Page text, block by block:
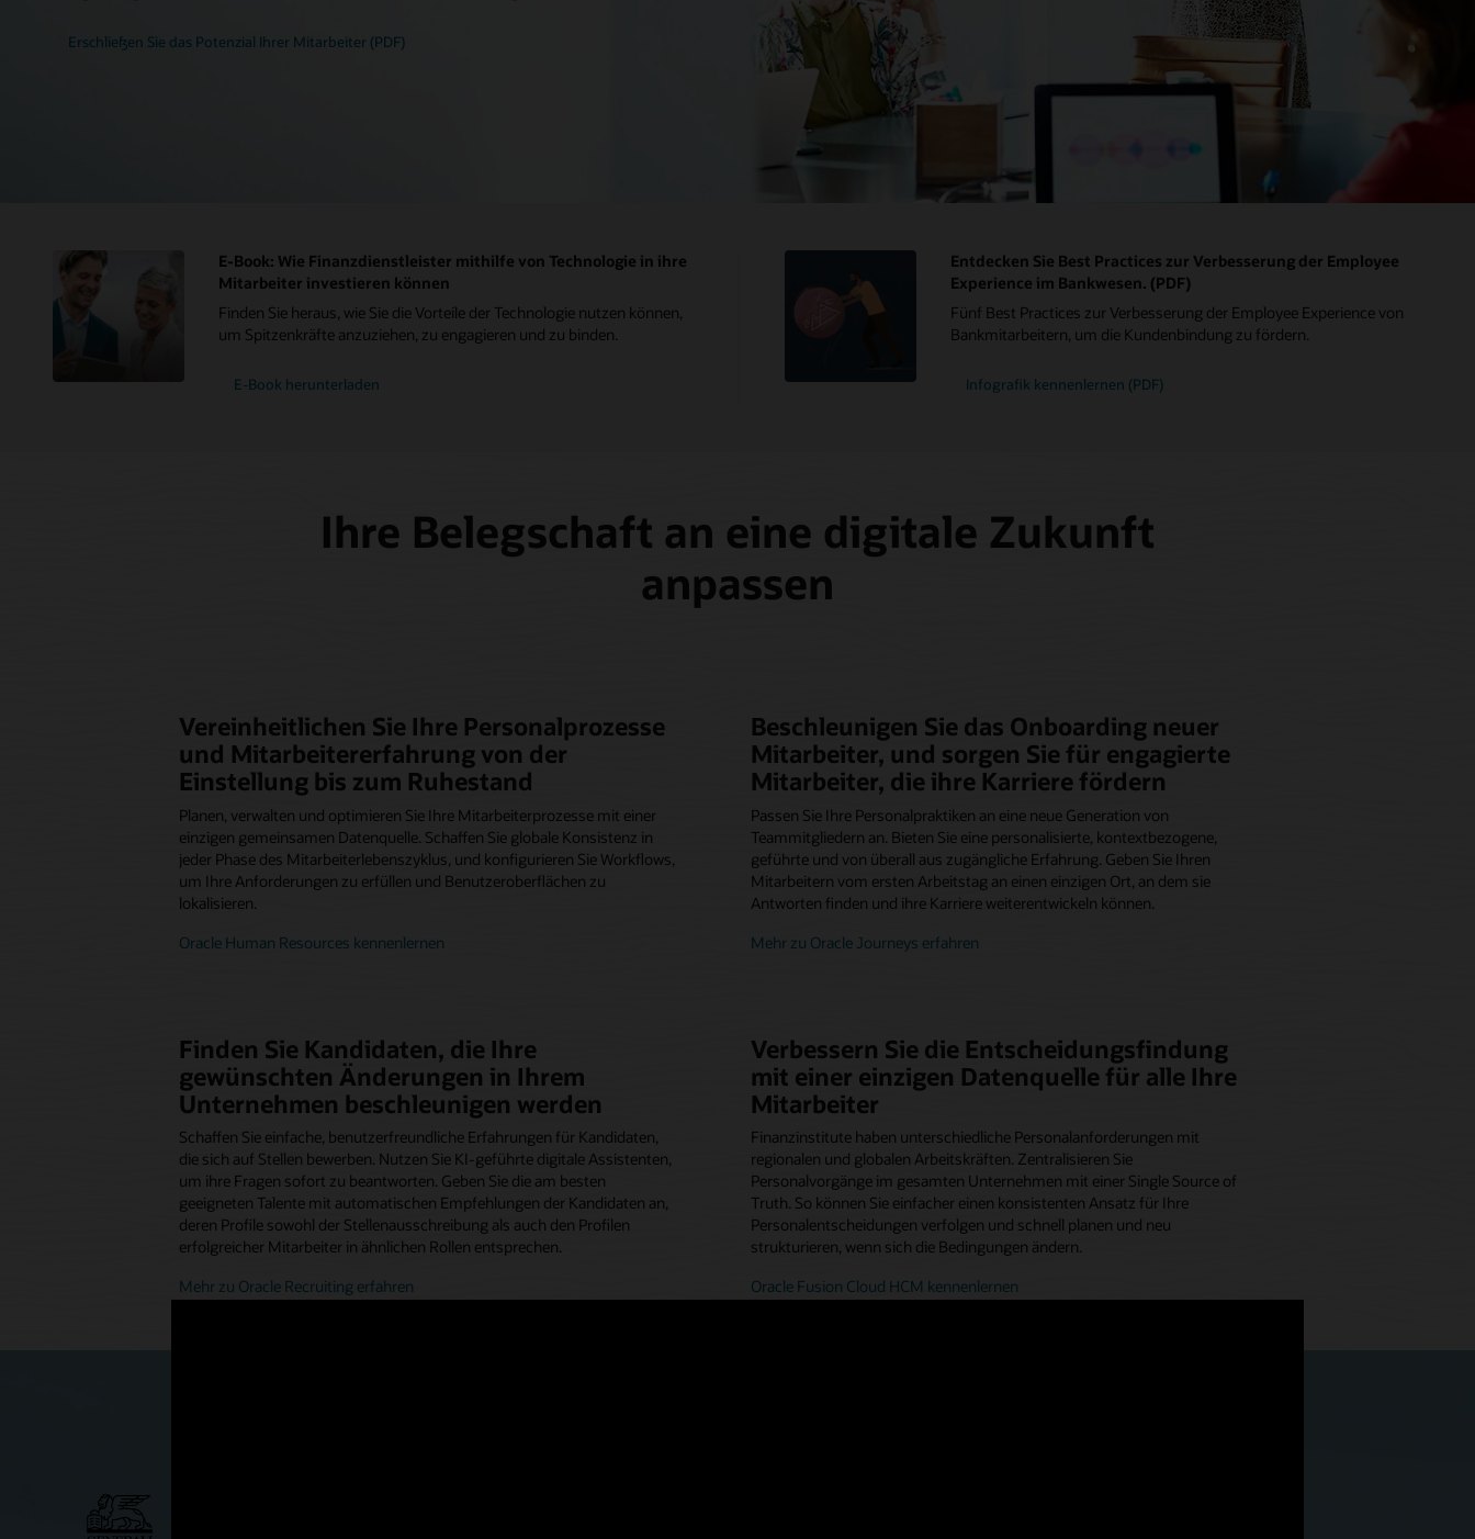
Erschließen Sie das Potenzial Ihrer Mitarbeiter (PDF)
E-Book: Wie Finanzdienstleister mithilfe von Technologie in ihre
Mitarbeiter investieren können
Finden Sie heraus, wie Sie die Vorteile der Technologie nutzen können,
um Spitzenkräfte anzuziehen, zu engagieren und zu binden.
E-Book herunterladen
Entdecken Sie Best Practices zur Verbesserung der Employee
Experience im Bankwesen. (PDF)
Fünf Best Practices zur Verbesserung der Employee Experience von
Bankmitarbeitern, um die Kundenbindung zu fördern.
Infografik kennenlernen (PDF)
Ihre Belegschaft an eine digitale Zukunft
anpassen
Vereinheitlichen Sie Ihre Personalprozesse
und Mitarbeitererfahrung von der
Einstellung bis zum Ruhestand
Planen, verwalten und optimieren Sie Ihre Mitarbeiterprozesse mit einer
einzigen gemeinsamen Datenquelle. Schaffen Sie globale Konsistenz in
jeder Phase des Mitarbeiterlebenszyklus, und konfigurieren Sie Workflows,
um Ihre Anforderungen zu erfüllen und Benutzeroberflächen zu
lokalisieren.
Oracle Human Resources kennenlernen
Beschleunigen Sie das Onboarding neuer
Mitarbeiter, und sorgen Sie für engagierte
Mitarbeiter, die ihre Karriere fördern
Passen Sie Ihre Personalpraktiken an eine neue Generation von
Teammitgliedern an. Bieten Sie eine personalisierte, kontextbezogene,
geführte und von überall aus zugängliche Erfahrung. Geben Sie Ihren
Mitarbeitern vom ersten Arbeitstag an einen einzigen Ort, an dem sie
Antworten finden und ihre Karriere weiterentwickeln können.
Mehr zu Oracle Journeys erfahren
Finden Sie Kandidaten, die Ihre
gewünschten Änderungen in Ihrem
Unternehmen beschleunigen werden
Schaffen Sie einfache, benutzerfreundliche Erfahrungen für Kandidaten,
die sich auf Stellen bewerben. Nutzen Sie KI-geführte digitale Assistenten,
um ihre Fragen sofort zu beantworten. Geben Sie die am besten
geeigneten Talente mit automatischen Empfehlungen der Kandidaten an,
deren Profile sowohl der Stellenausschreibung als auch den Profilen
erfolgreicher Mitarbeiter in ähnlichen Rollen entsprechen.
Mehr zu Oracle Recruiting erfahren
Verbessern Sie die Entscheidungsfindung
mit einer einzigen Datenquelle für alle Ihre
Mitarbeiter
Finanzinstitute haben unterschiedliche Personalanforderungen mit
regionalen und globalen Arbeitskräften. Zentralisieren Sie
Personalvorgänge im gesamten Unternehmen mit einer Single Source of
Truth. So können Sie einfacher einen konsistenten Ansatz für Ihre
Personalentscheidungen verfolgen und schnell planen und neu
strukturieren, wenn sich die Bedingungen ändern.
Oracle Fusion Cloud HCM kennenlernen